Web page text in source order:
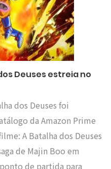
Deuses estreia no
dos Deuses foi
da Amazon Prime
A Batalha dos Deuses
de Majin Boo em
de partida para